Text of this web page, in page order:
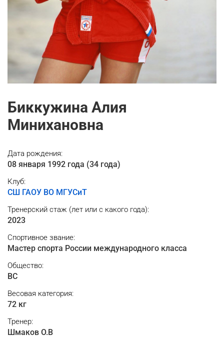
Биккужина Алия
Минихановна
Дата рождения:
08 января 1992 года (34 года)
Клуб:
СШ ГАОУ ВО МГУСиТ
Тренерский cтаж (лет или с какого года):
2023
Спортивное звание:
Мастер спорта России международного класса
Общество:
ВС
Весовая категория:
72 кг
Тренер:
Шмаков О.В